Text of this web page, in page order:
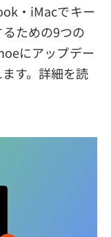
・iMacでキー
ための9つの
にアップデー
す。詳細を読